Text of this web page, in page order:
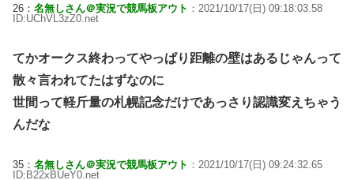
26： 名無しさん＠実況で競馬板アウト ：2021/10/17(日) 09:18:03.58
ID:UChVL3zZ0.net
てかオークス終わってやっぱり距離の壁はあるじゃんって
散々言われてたはずなのに
世間って軽斤量の札幌記念だけであっさり認識変えちゃう
んだな
35： 名無しさん＠実況で競馬板アウト ：2021/10/17(日) 09:24:32.65
ID:B22xBUeY0.net